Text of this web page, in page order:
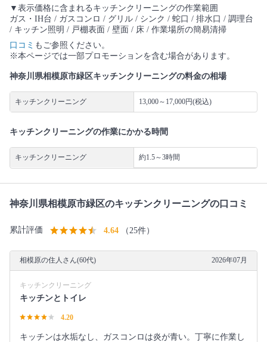
▼表示価格に含まれるキッチンクリーニングの作業範囲
ガス・IH台 / ガスコンロ / グリル / シンク / 蛇口 / 排水口 / 調理台
/ キッチン照明 / 戸棚表面 / 壁面 / 床 / 作業場所の簡易清掃
口コミ もご参照ください。
※本ページでは一部プロモーションを含む場合があります。
神奈川県相模原市緑区キッチンクリーニングの料金の相場
キッチンクリーニング 13,000～17,000円(税込)
キッチンクリーニングの作業にかかる時間
キッチンクリーニング 約1.5～3時間
神奈川県相模原市緑区のキッチンクリーニングの口コミ
累計評価 4.64 （25件）
相模原の住人さん(60代) 2026年07月
キッチンクリーニング
キッチンとトイレ
4.20
キッチンは水垢なし、ガスコンロは炎が青い。丁寧に作業し